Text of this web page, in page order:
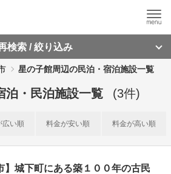
検索 / 絞り込み
星の子館周辺の民泊・宿泊施設一覧
泊・民泊施設一覧 (3件)
広い順 料金が安い順 料金が高い順
】城下町にある築１００年の古民